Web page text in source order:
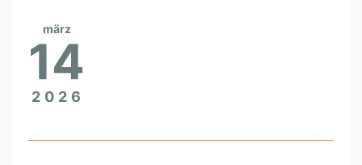
E
F
R
märz
14
2026